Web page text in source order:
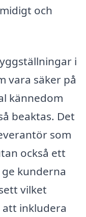
och
i
vara säker på
kännedom
beaktas. Det
som
också ett
kunderna
vilket
inkludera